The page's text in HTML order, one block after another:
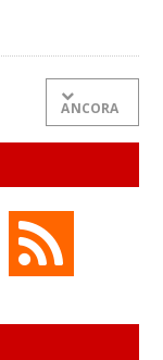
ANCORA